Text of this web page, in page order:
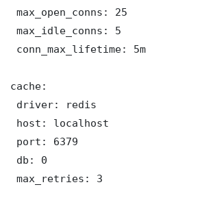
max_open_conns: 25
max_idle_conns: 5
conn_max_lifetime: 5m
cache:
driver: redis
host: localhost
port: 6379
db: 0
max_retries: 3